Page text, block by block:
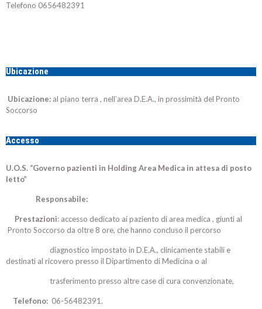
Telefono 0656482391
Ubicazione
Ubicazione: al piano terra , nell’area D.E.A., in prossimità del Pronto
Soccorso
Accesso
U.O.S. “Governo pazienti in Holding Area Medica in attesa di posto
letto”
Responsabile:
Prestazioni: accesso dedicato ai paziento di area medica , giunti al
Pronto Soccorso da oltre 8 ore, che hanno concluso il percorso
diagnostico impostato in D.E.A., clinicamente stabili e
destinati al ricovero presso il Dipartimento di Medicina o al
trasferimento presso altre case di cura convenzionate,
Telefono: 06-56482391.